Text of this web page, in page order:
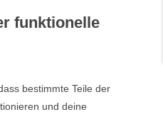
funktionelle
bestimmte Teile der
und deine